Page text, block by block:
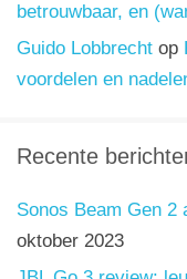
betrouwbaar, en
Guido Lobbrecht op
voordelen en
Recente
Sonos Beam Gen 2
oktober 2023